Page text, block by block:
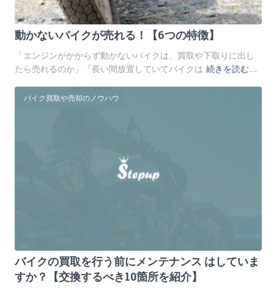
動かないバイクが売れる！【6つの特徴】
「エンジンがかからず動かないバイクは、買取や下取りに出し
たら売れるのか」「長い間放置していてバイクは 続きを読む…
バイク買取や売却のノウハウ
バイクの買取を行う前にメンテナンス はしていま
すか？【交換するべき10箇所を紹介】